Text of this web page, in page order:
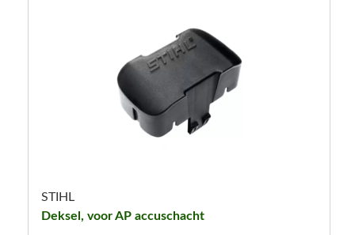
STIHL
Deksel, voor AP accuschacht